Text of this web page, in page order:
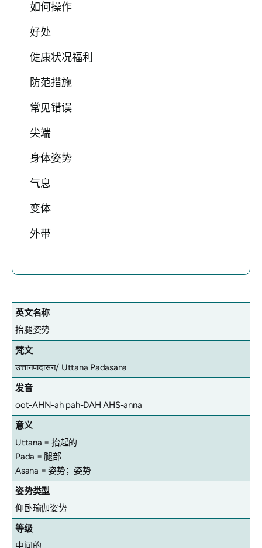
如何操作
好处
健康状况福利
防范措施
常见错误
尖端
身体姿势
气息
变体
外带
英文名称
抬腿姿势
梵文
उत्तानपादासन/ Uttana Padasana
发音
oot-AHN-ah pah-DAH AHS-anna
意义
Uttana = 抬起的
Pada = 腿部
Asana = 姿势；姿势
姿势类型
仰卧瑜伽姿势
等级
中间的